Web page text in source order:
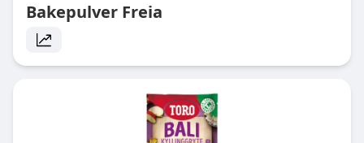
Bakepulver Freia